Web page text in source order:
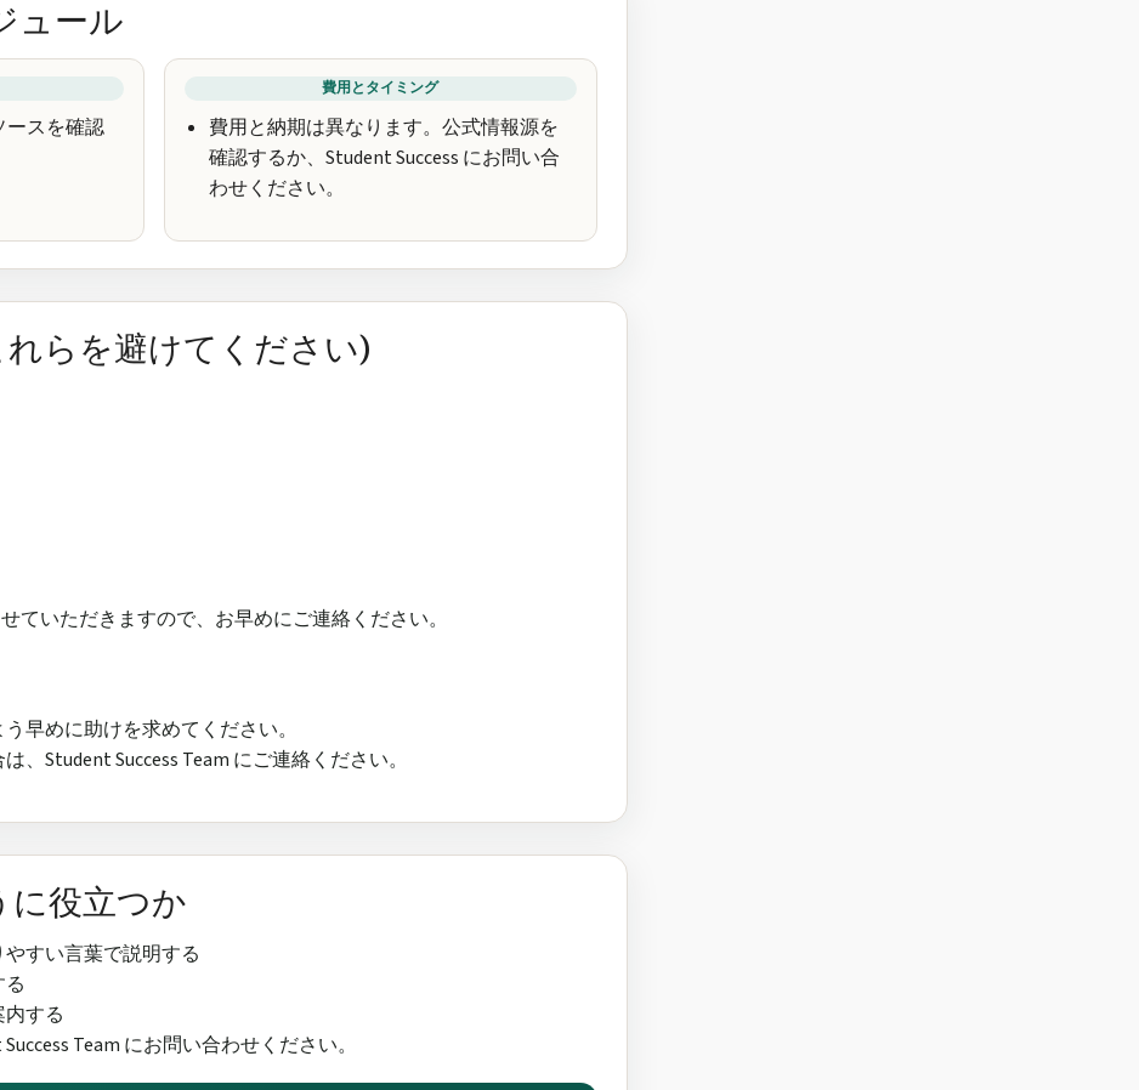
ュール
ースを確認
費用とタイミング
費用と納期は異なります。公式情報源を
確認するか、Student Success にお問い合
わせください。
らを避けてください)
ていただきますので、お早めにご連絡ください。
早めに助けを求めてください。
、Student Success Team にご連絡ください。
役立つか
すい言葉で説明する
する
Team にお問い合わせください。